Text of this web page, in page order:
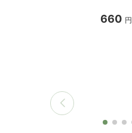
660 円